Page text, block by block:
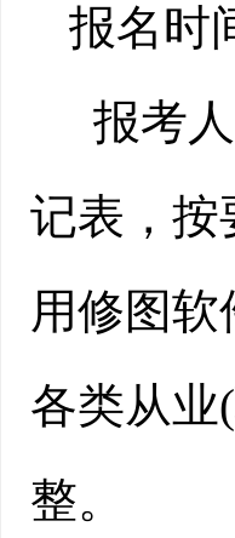
报名时
报考
记表，按
用修图
各类从业
整。